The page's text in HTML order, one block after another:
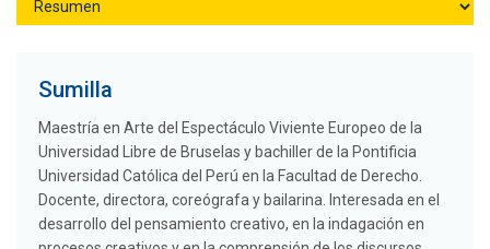
Sumilla
Maestría en Arte del Espectáculo Viviente Europeo de la
Universidad Libre de Bruselas y bachiller de la Pontificia
Universidad Católica del Perú en la Facultad de Derecho.
Docente, directora, coreógrafa y bailarina. Interesada en el
desarrollo del pensamiento creativo, en la indagación en